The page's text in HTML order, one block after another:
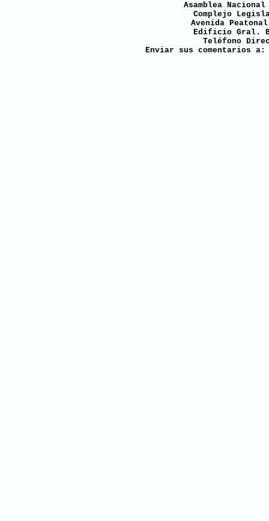
Asamblea
Complejo
Avenida
Edificio Gral.
Teléfono
Enviar sus comentarios